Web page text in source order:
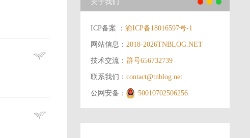
关于我们
ICP备案 ： 渝ICP备18016597号-1
网站信息： 2018-2026TNBLOG.NET
技术交流： 群号656732739
联系我们： contact@tnblog.net
公网安备： 50010702506256